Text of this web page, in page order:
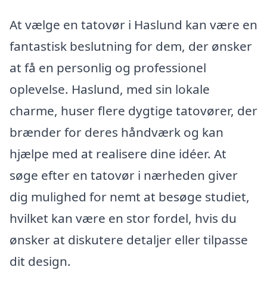
At vælge en tatovør i Haslund kan være en
fantastisk beslutning for dem, der ønsker
at få en personlig og professionel
oplevelse. Haslund, med sin lokale
charme, huser flere dygtige tatovører, der
brænder for deres håndværk og kan
hjælpe med at realisere dine idéer. At
søge efter en tatovør i nærheden giver
dig mulighed for nemt at besøge studiet,
hvilket kan være en stor fordel, hvis du
ønsker at diskutere detaljer eller tilpasse
dit design.